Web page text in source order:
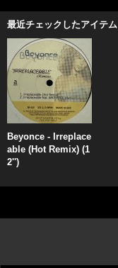
最近チェックしたアイテム
Beyonce - Irreplace
able (Hot Remix) (1
2'')